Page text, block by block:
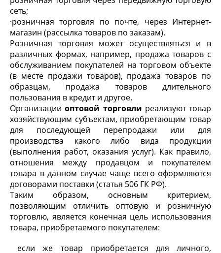
сеть;
·розничная торговля по почте, через Интернет-
магазин (рассылка товаров по заказам).
Розничная торговля может осуществляться и в
различных формах, например, продажа товаров с
обслуживанием покупателей на торговом объекте
(в месте продажи товаров), продажа товаров по
образцам, продажа товаров длительного
пользования в кредит и другое.
Организацииоптовой торговли реализуют товар
хозяйствующим субъектам, приобретающим товар
для последующей перепродажи или для
производства какого либо вида продукции
(выполнения работ, оказания услуг). Как правило,
отношения между продавцом и покупателем
товара в данном случае чаще всего оформляются
договорами поставки (статья 506 ГК РФ).
Таким образом, основным критерием,
позволяющим отличить оптовую и розничную
торговлю, является конечная цель использования
товара, приобретаемого покупателем:
если же товар приобретается для личного,